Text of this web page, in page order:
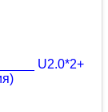
U2.0*2+